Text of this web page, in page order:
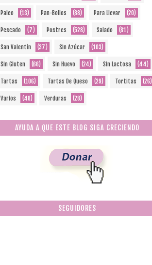
Paleo (13) Pan-Bollos (88) Para Llevar (20)
Pescado (7) Postres (528) Salado (81)
San Valentín (37) Sin Azúcar (103)
Sin Gluten (66) Sin Huevo (24) Sin Lactosa (44)
Tartas (106) Tartas De Queso (29) Tortitas (26)
Varios (48) Verduras (28)
AYUDA A QUE ESTE BLOG SIGA CRECIENDO
SEGUIDORES